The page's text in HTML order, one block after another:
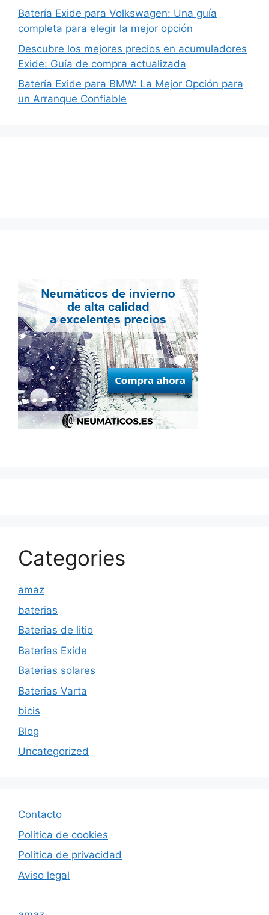
Batería Exide para Volkswagen: Una guía
completa para elegir la mejor opción
Descubre los mejores precios en acumuladores
Exide: Guía de compra actualizada
Batería Exide para BMW: La Mejor Opción para
un Arranque Confiable
Categories
amaz
baterias
Baterias de litio
Baterias Exide
Baterias solares
Baterias Varta
bicis
Blog
Uncategorized
Contacto
Politica de cookies
Politica de privacidad
Aviso legal